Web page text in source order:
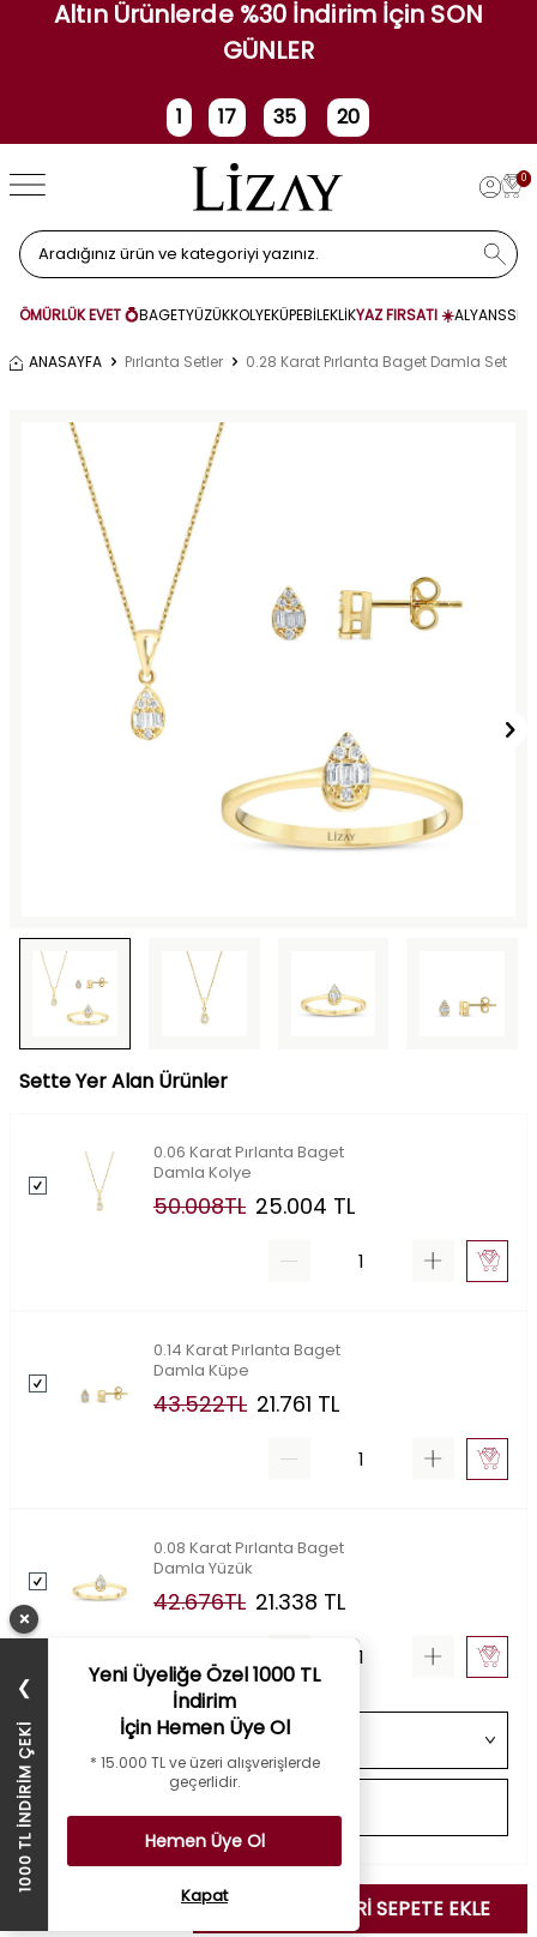
Altın Ürünlerde %30 İndirim İçin SON
GÜNLER
1
Gün
17
Saat
35 20
0
ÖMÜRLÜK EVET 💍BAGETYÜZÜKKOLYEKÜPEBİLEKLİKYAZ FIRSATI ☀️ALYANS
ANASAYFA Pırlanta Setler 0.28 Karat Pırlanta Baget Damla Set
Sette Yer Alan Ürünler
0.06 Karat Pırlanta Baget
Damla Kolye
50.008TL 25.004 TL
0.14 Karat Pırlanta Baget
Damla Küpe
43.522TL 21.761 TL
0.08 Karat Pırlanta Baget
Damla Yüzük
42.676TL 21.338 TL
SEÇİLENLERİ SEPETE EKLE
×
❯
1000 TL İNDİRİM ÇEKİ
Yeni Üyeliğe Özel 1000 TL
İndirim
İçin Hemen Üye Ol
* 15.000 TL ve üzeri alışverişlerde
geçerlidir.
Hemen Üye Ol
Kapat